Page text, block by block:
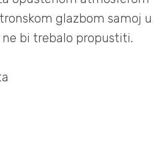
glazbom samoj u
ne bi trebalo propustiti.